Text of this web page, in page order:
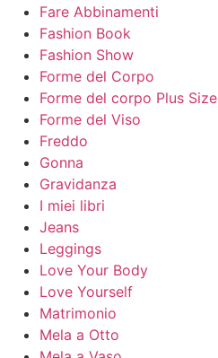
Fare Abbinamenti
Fashion Book
Fashion Show
Forme del Corpo
Forme del corpo Plus Size
Forme del Viso
Freddo
Gonna
Gravidanza
I miei libri
Jeans
Leggings
Love Your Body
Love Yourself
Matrimonio
Mela a Otto